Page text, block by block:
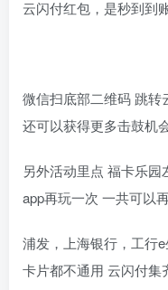
云闪付红包，是秒到到
微信扫底部二维码 跳转
还可以获得更多击鼓机
另外活动里点 福卡乐
app再玩一次 一共可以
浦发，上海银行，工行
卡片都不通用 云闪付集